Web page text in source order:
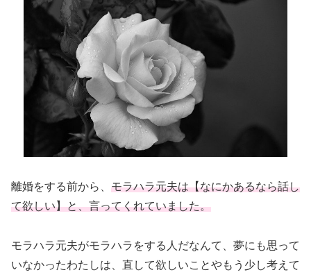
離婚をする前から、 モラハラ元夫は【なにかあるなら話し
て欲しい】と、言ってくれていました。
モラハラ元夫がモラハラをする人だなんて、夢にも思って
いなかったわたしは、直して欲しいことやもう少し考えて